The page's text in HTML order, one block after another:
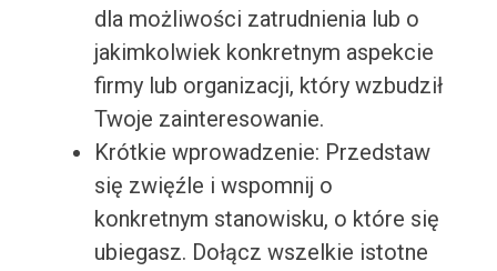
dla możliwości zatrudnienia lub o
jakimkolwiek konkretnym aspekcie
firmy lub organizacji, który wzbudził
Twoje zainteresowanie.
Krótkie wprowadzenie: Przedstaw
się zwięźle i wspomnij o
konkretnym stanowisku, o które się
ubiegasz. Dołącz wszelkie istotne